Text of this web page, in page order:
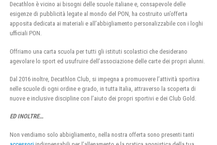
Decathlon è vicino ai bisogni delle scuole italiane e, consapevole delle
esigenze di pubblicità legate al mondo del PON, ha costruito un’offerta
apposita dedicata ai materiali e all’abbigliamento personalizzabile con i loghi
ufficiali PON.
Offriamo una carta scuola per tutti gli istituti scolastici che desiderano
agevolare lo sport ed usufruire dell’associazione delle carte dei propri alunni.
Dal 2016 inoltre, Decathlon Club, si impegna a promuovere l’attività sportiva
nelle scuole di ogni ordine e grado, in tutta Italia, attraverso la scoperta di
nuove e inclusive discipline con l’aiuto dei propri sportivi e dei Club Gold.
ED INOLTRE…
Non vendiamo solo abbigliamento, nella nostra offerta sono presenti tanti